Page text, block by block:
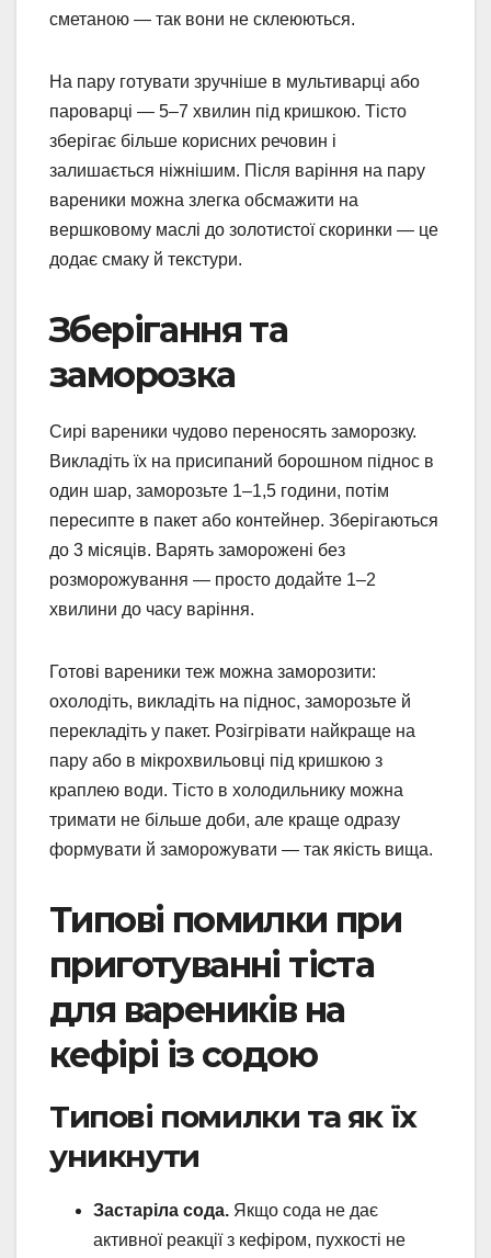
сметаною — так вони не склеюються.
На пару готувати зручніше в мультиварці або
пароварці — 5–7 хвилин під кришкою. Тісто
зберігає більше корисних речовин і
залишається ніжнішим. Після варіння на пару
вареники можна злегка обсмажити на
вершковому маслі до золотистої скоринки — це
додає смаку й текстури.
Зберігання та
заморозка
Сирі вареники чудово переносять заморозку.
Викладіть їх на присипаний борошном піднос в
один шар, заморозьте 1–1,5 години, потім
пересипте в пакет або контейнер. Зберігаються
до 3 місяців. Варять заморожені без
розморожування — просто додайте 1–2
хвилини до часу варіння.
Готові вареники теж можна заморозити:
охолодіть, викладіть на піднос, заморозьте й
перекладіть у пакет. Розігрівати найкраще на
пару або в мікрохвильовці під кришкою з
краплею води. Тісто в холодильнику можна
тримати не більше доби, але краще одразу
формувати й заморожувати — так якість вища.
Типові помилки при
приготуванні тіста
для вареників на
кефірі із содою
Типові помилки та як їх
уникнути
Застаріла сода. Якщо сода не дає
активної реакції з кефіром, пухкості не